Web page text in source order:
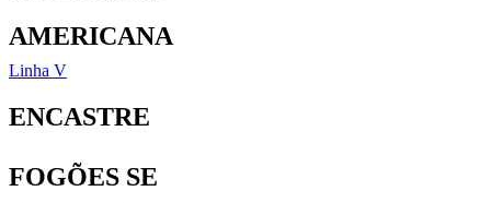
AMERICANA
Linha V
ENCASTRE
FOGÕES SE